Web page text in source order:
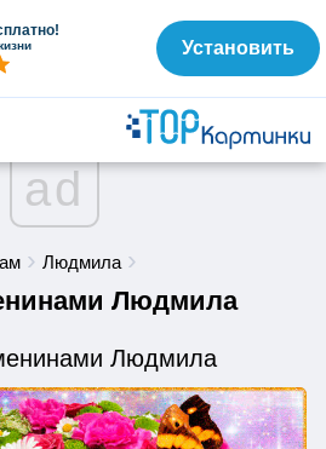
ad
Людмила
Людмила
Людмила
Установить